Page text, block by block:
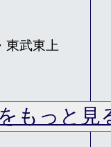
東武東上
もっと見